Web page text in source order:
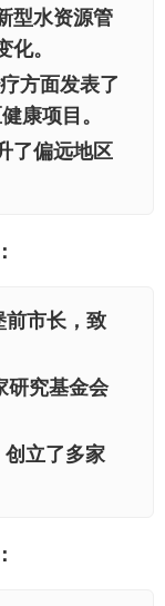
型水资源管
。
方面发表了
康项目。
了偏远地区
前市长，致
研究基金会
创立了多家